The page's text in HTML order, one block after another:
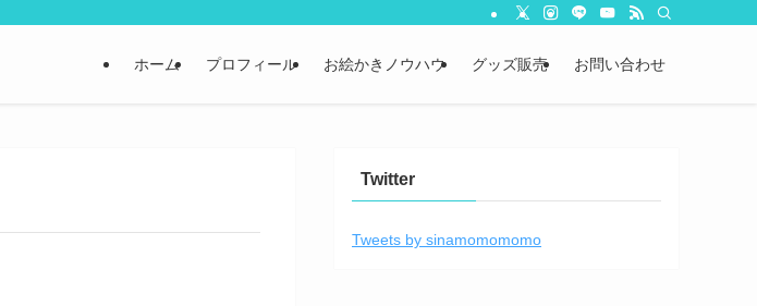
ホーム プロフィール お絵かきノウハウ グッズ販売 お問い合わせ
Twitter
Tweets by sinamomomomo